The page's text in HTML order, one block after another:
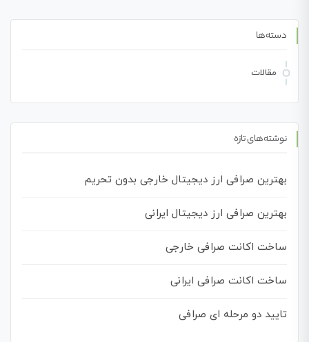
دسته‌ها
مقالات
نوشته‌های تازه
بهترین صرافی ارز دیجیتال خارجی بدون تحریم
بهترین صرافی ارز دیجیتال ایرانی
ساخت اکانت صرافی خارجی
ساخت اکانت صرافی ایرانی
تایید دو مرحله ای صرافی